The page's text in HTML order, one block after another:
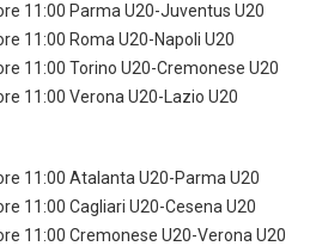
11:00 Parma U20-Juventus U20
11:00 Roma U20-Napoli U20
11:00 Torino U20-Cremonese U20
11:00 Verona U20-Lazio U20
11:00 Atalanta U20-Parma U20
11:00 Cagliari U20-Cesena U20
11:00 Cremonese U20-Verona U20